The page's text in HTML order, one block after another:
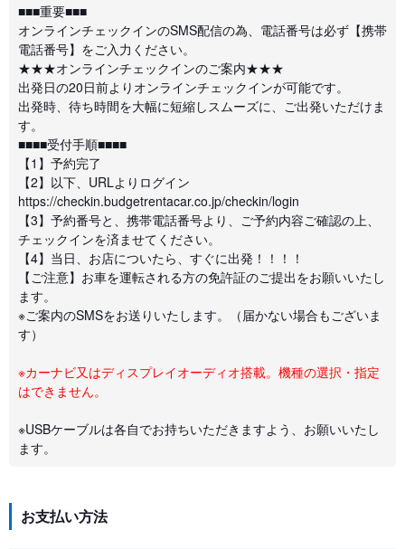
■■■重要■■■
オンラインチェックインのSMS配信の為、電話番号は必ず【携帯
電話番号】をご入力ください。
★★★オンラインチェックインのご案内★★★
出発日の20日前よりオンラインチェックインが可能です。
出発時、待ち時間を大幅に短縮しスムーズに、ご出発いただけま
す。
■■■■受付手順■■■■
【1】予約完了
【2】以下、URLよりログイン
https://checkin.budgetrentacar.co.jp/checkin/login
【3】予約番号と、携帯電話番号より、ご予約内容ご確認の上、
チェックインを済ませてください。
【4】当日、お店についたら、すぐに出発！！！！
【ご注意】お車を運転される方の免許証のご提出をお願いいたし
ます。
※ご案内のSMSをお送りいたします。（届かない場合もございま
す）
※カーナビ又はディスプレイオーディオ搭載。機種の選択・指定
はできません。
※USBケーブルは各自でお持ちいただきますよう、お願いいたし
ます。
お支払い方法